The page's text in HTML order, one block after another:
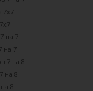
7х7
на 7
на 7
7 на 8
на 8
8